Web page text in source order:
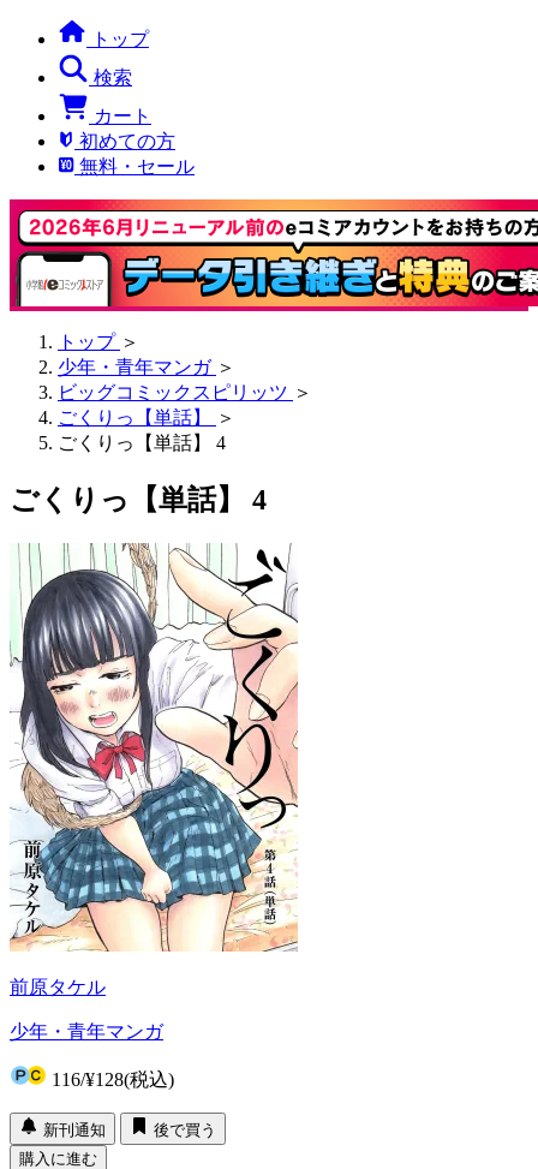
トップ
検索
カート
初めての方
無料・セール
トップ ＞
少年・青年マンガ ＞
ビッグコミックスピリッツ ＞
ごくりっ【単話】
＞
ごくりっ【単話】 4
ごくりっ【単話】 4
前原タケル
少年・青年マンガ
116/¥128(税込)
新刊通知
後で買う
購入に進む